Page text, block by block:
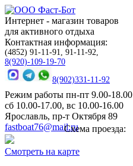
Интернет - магазин товаров
для активного отдыха
Контактная информация:
(4852) 91-11-91, 91-11-92,
8(920)-109-19-70
8(902)331-11-92
Режим работы пн-пт 9.00-18.00
сб 10.00-17.00, вс 10.00-16.00
Ярославль, пр-т Октября 89
fastboat76@mail.ruСхема проезда:
Смотреть на карте